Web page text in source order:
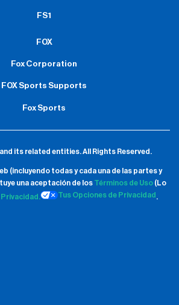
FS1
FOX
Fox Corporation
FOX Sports Supports
Fox Sports
its related entities.All Rights Reserved.
(incluyendo todas y cada una de las partes y
una aceptación de los Términos de Uso(Lo
Tus Opciones de Privacidad .